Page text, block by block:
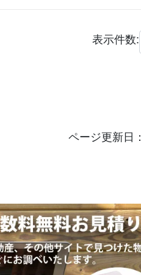
表示件数:
ページ更新日：